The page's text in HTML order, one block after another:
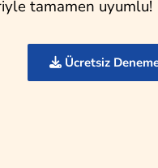
özetlemeyi çok kolaylaştırın.
Hemen Alın!